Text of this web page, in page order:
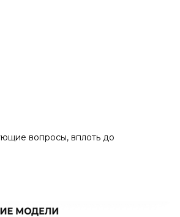
вопросы, вплоть до